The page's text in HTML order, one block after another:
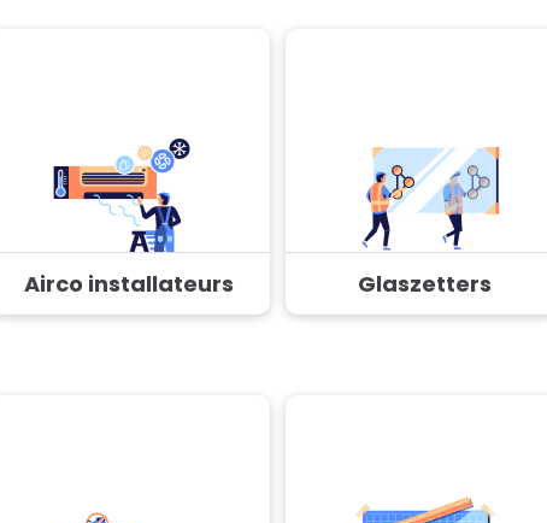
Airco installateurs Glaszetters